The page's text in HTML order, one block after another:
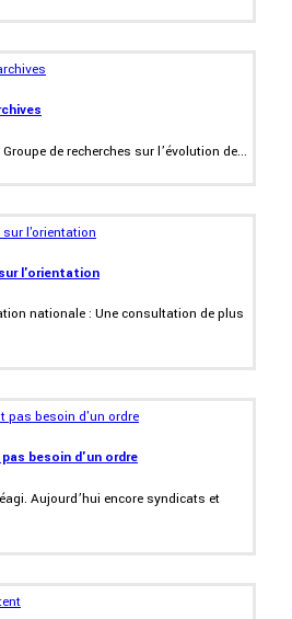
de recherches sur l’évolution de...
l'orientation
nationale : Une consultation de plus
besoin d'un ordre
Aujourd’hui encore syndicats et